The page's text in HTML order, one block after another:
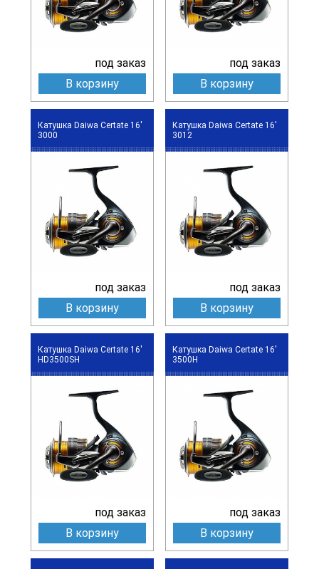
под заказ
В корзину
под заказ
В корзину
Катушка Daiwa Certate 16'
3000
под заказ
В корзину
Катушка Daiwa Certate 16'
3012
под заказ
В корзину
Катушка Daiwa Certate 16'
HD3500SH
под заказ
В корзину
Катушка Daiwa Certate 16'
3500H
под заказ
В корзину